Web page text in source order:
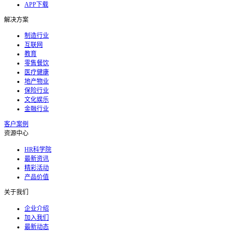
APP下载
解决方案
制造行业
互联网
教育
零售餐饮
医疗健康
地产物业
保险行业
文化娱乐
金融行业
客户案例
资源中心
HR科学院
最新资讯
精彩活动
产品价值
关于我们
企业介绍
加入我们
最新动态